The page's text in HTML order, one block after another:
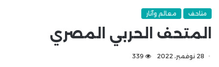
متاحف معالم وآثار
المتحف الحربي المصري
28 نوفمبر، 2022 339